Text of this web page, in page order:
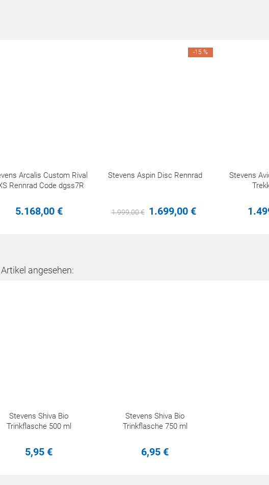
Arcalis Custom Rival
Rennrad Code dgss7R
5.168,00 €
Stevens Aspin Disc Rennrad
1.999,00€ 1.699,00 €
-15 %
Stevens
angesehen:
Stevens Shiva Bio
Trinkflasche 500 ml
5,95 €
Stevens Shiva Bio
Trinkflasche 750 ml
6,95 €